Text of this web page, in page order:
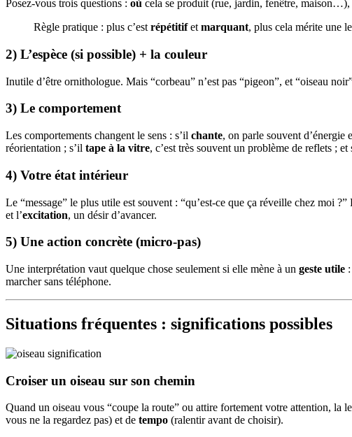
Posez-vous trois questions : où cela se produit (rue, jardin, fenêtre, maison…),
Règle pratique : plus c’est répétitifet marquant, plus cela mérite une
2) L’espèce (si possible) + la couleur
Inutile d’être ornithologue. Mais “corbeau” n’est pas “pigeon”, et “oiseau
3) Le comportement
Les comportements changent le sens : s’il chante, on parle souvent d’énergie
réorientation ; s’il tape à la vitre, c’est très souvent un problème de reflets ; et
4) Votre état intérieur
Le “message” le plus utile est souvent : “qu’est-ce que ça réveille chez moi ?”
et l’excitation, un désir d’avancer.
5) Une action concrète (micro-pas)
Une interprétation vaut quelque chose seulement si elle mène à un geste utile
marcher sans téléphone.
Situations fréquentes : significations possibles
Croiser un oiseau sur son chemin
Quand un oiseau vous “coupe la route” ou attire fortement votre attention, la
vous ne la regardez pas) et de tempo (ralentir avant de choisir).